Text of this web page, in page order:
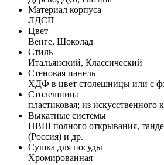
Материал корпуса
ЛДСП
Цвет
Венге, Шоколад
Стиль
Итальянский, Классический
Стеновая панель
ХДФ в цвет столешницы или с
Столешница
пластиковая; из искусственного
Выкатные системы
ПВШ полного открывания,
(Россия) и др.
Сушка для посуды
Хромированная